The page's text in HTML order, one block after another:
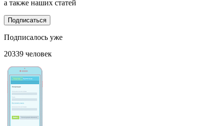
а также наших статей
Подписаться
Подписалось уже
20339 человек